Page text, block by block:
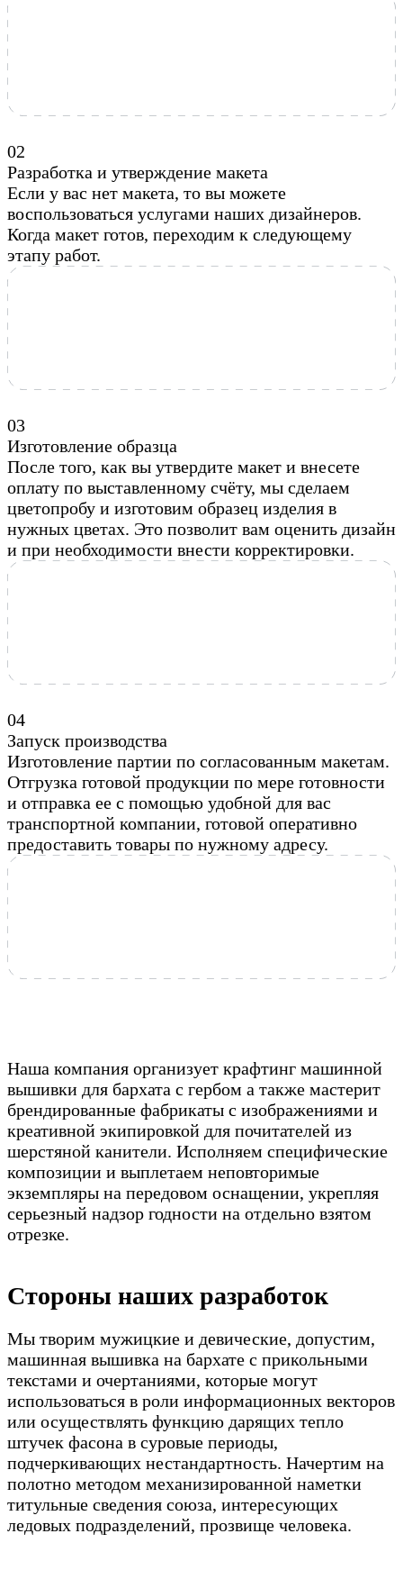
02
Разработка и утверждение макета
Если у вас нет макета, то вы можете
воспользоваться услугами наших дизайнеров.
Когда макет готов, переходим к следующему
этапу работ.
03
Изготовление образца
После того, как вы утвердите макет и внесете
оплату по выставленному счёту, мы сделаем
цветопробу и изготовим образец изделия в
нужных цветах. Это позволит вам оценить дизайн
и при необходимости внести корректировки.
04
Запуск производства
Изготовление партии по согласованным макетам.
Отгрузка готовой продукции по мере готовности
и отправка ее с помощью удобной для вас
транспортной компании, готовой оперативно
предоставить товары по нужному адресу.
Наша компания организует крафтинг машинной
вышивки для бархата с гербом а также мастерит
брендированные фабрикаты с изображениями и
креативной экипировкой для почитателей из
шерстяной канители. Исполняем специфические
композиции и выплетаем неповторимые
экземпляры на передовом оснащении, укрепляя
серьезный надзор годности на отдельно взятом
отрезке.
Стороны наших разработок
Мы творим мужицкие и девические, допустим,
машинная вышивка на бархате с прикольными
текстами и очертаниями, которые могут
использоваться в роли информационных векторов
или осуществлять функцию дарящих тепло
штучек фасона в суровые периоды,
подчеркивающих нестандартность. Начертим на
полотно методом механизированной наметки
титульные сведения союза, интересующих
ледовых подразделений, прозвище человека.